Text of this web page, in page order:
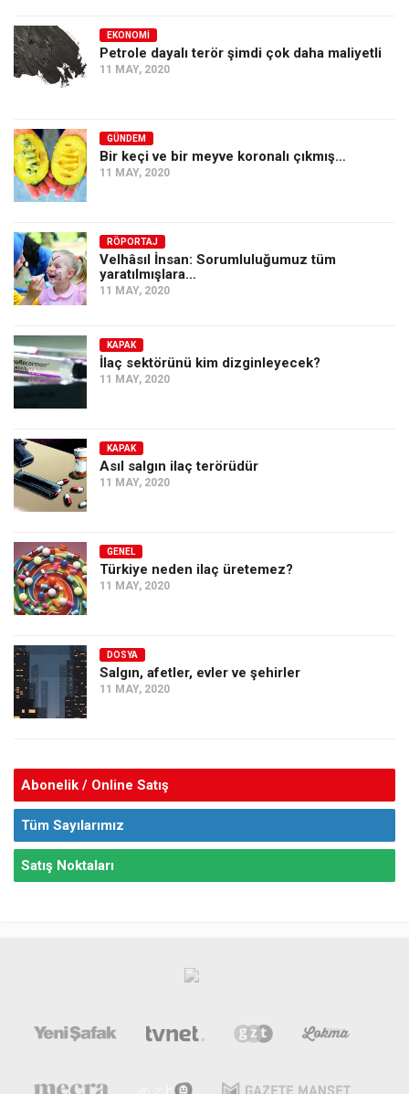
Tarih
Düşünce
EKONOMI
Petrole dayalı terör şimdi çok daha maliyetli
11 MAY, 2020
GÜNDEM
Bir keçi ve bir meyve koronalı çıkmış…
11 MAY, 2020
RÖPORTAJ
Velhâsıl İnsan: Sorumluluğumuz tüm
yaratılmışlara…
11 MAY, 2020
KAPAK
İlaç sektörünü kim dizginleyecek?
11 MAY, 2020
KAPAK
Asıl salgın ilaç terörüdür
11 MAY, 2020
GENEL
Türkiye neden ilaç üretemez?
11 MAY, 2020
DOSYA
Salgın, afetler, evler ve şehirler
11 MAY, 2020
Abonelik / Online Satış
Tüm Sayılarımız
Satış Noktaları